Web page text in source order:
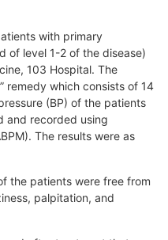
with primary
of level 1-2 of the disease)
103 Hospital. The
remedy which consists of 14
(BP) of the patients
and recorded using
The results were as
the patients were free from
palpitation, and